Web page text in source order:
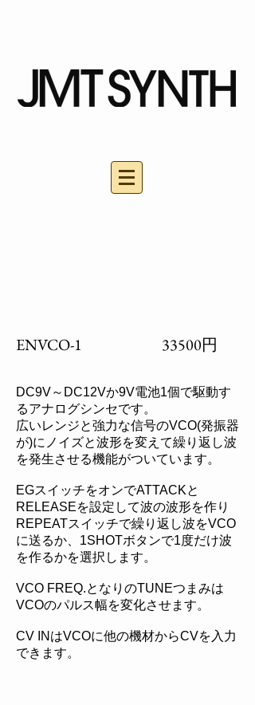
ENVCO-1 33500円
DC9V～DC12Vか9V電池1個で駆動す
るアナログシンセです。
広いレンジと強力な信号のVCO(発振器
が)にノイズと波形を変えて繰り返し波
を発生させる機能がついています。
EGスイッチをオンでATTACKと
RELEASEを設定して波の波形を作り
REPEATスイッチで繰り返し波をVCO
に送るか、1SHOTボタンで1度だけ波
を作るかを選択します。
VCO FREQ.となりのTUNEつまみは
VCOのパルス幅を変化させます。
CV INはVCOに他の機材からCVを入力
できます。